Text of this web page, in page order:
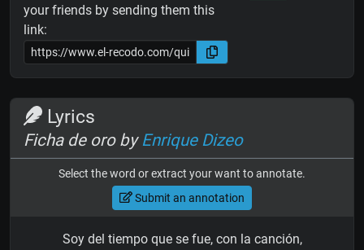
your friends by sending them this
link:
Lyrics
Ficha de oro byEnrique Dizeo
Select the word or extract your want to annotate.
Submit an annotation
Soy del tiempo que se fue, con la canción,